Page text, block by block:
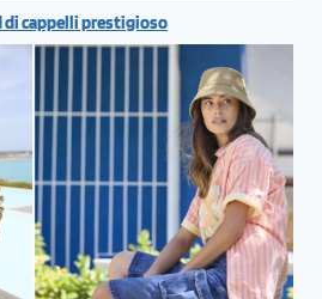
di cappelli prestigioso